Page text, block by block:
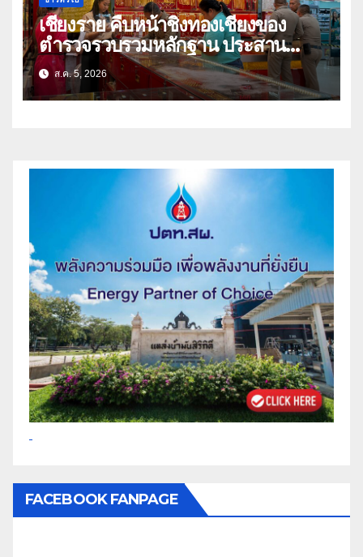
เชียงราย คืบหน้าชิงทองเชียงของ
ตำรวจรวบรวมหลักฐาน ประสาน
สปป.ลาว ติดตามจับกุม
ส.ค. 5, 2026
FACEBOOK FANPAGE